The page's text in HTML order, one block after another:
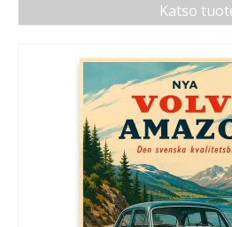
Katso